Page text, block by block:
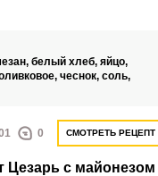
белый хлеб, яйцо,
чеснок, соль,
0 СМОТРЕТЬ РЕЦЕПТ
Цезарь с майонезом